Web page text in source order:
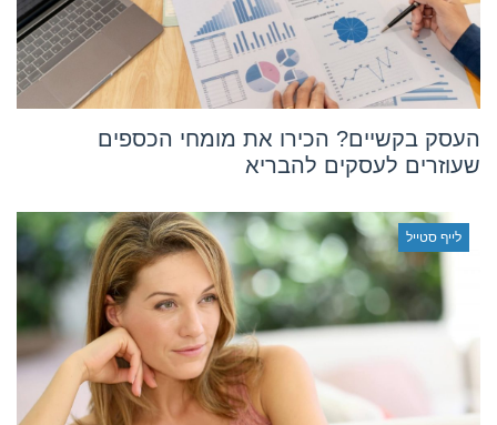
העסק בקשיים? הכירו את מומחי הכספים
שעוזרים לעסקים להבריא
לייף סטייל